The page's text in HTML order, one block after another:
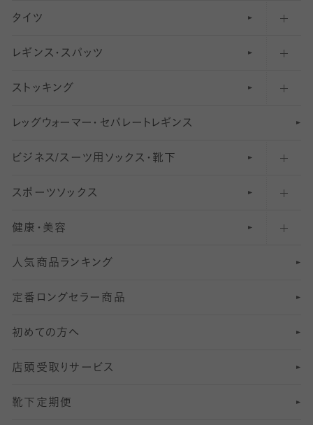
無地・プレーンソックス・靴下
柄ソックス・靴下
スニーカー（くるぶし）用ソックス
アンクル・ショートソックス（くるぶし上）
クルーソックス（ふくらはぎ下）
ハイソックス
オーバーニー・ニーハイソックス
フットカバー・カバーソックス（ふつう）
フットカバー・カバーソックス（浅め）
タイツ
30デニール以下のタイツ（薄手タイツ）
31〜40デニールタイツ
41〜60デニールタイツ
61〜80デニールタイツ
81 〜110デニールタイツ
111〜210デニールタイツ
211デニールタイツ以上（防寒・厚手タイツ）
レギンス・スパッツ
柄レギンス
無地レギンス
レギンスパンツ（レギパン）
マタニティレギンス
5 分丈
6 分丈レギンス
7 分丈 レギンス
8分丈 レギンス
10分丈 レギンス
12分丈レギンス
ストッキング
伝線しにくいストッキング
ショートストッキング
結婚式用ストッキング
美脚ストッキング
オールスルーストッキング
レッ グ ウォー マー ・ セパレー ト レ ギンス
ビジネス/スーツ用 ソックス・靴下
匠シリーズ
フレッシャーズ向けソックス・靴下
冠婚葬祭向けソックス・靴下
スーツカジュアルソックス・靴下
ロングホーズ
スポーツソックス
ランニングソックス・靴下
ゴルフソックス・靴下
サッカー・フットサル用ソックス
ヨガソックス・靴下
スポーツ用レッグウォーマー
SS サイズ（21～23cm）
健康・美容
インナーソックス
加圧・着圧ソックス
冷えとり靴下
着圧・加圧タイツ
むくみ対策
人気商品ランキング
定番ロングセラー商品
初めての方へ
店頭受取りサービス
靴下定期便